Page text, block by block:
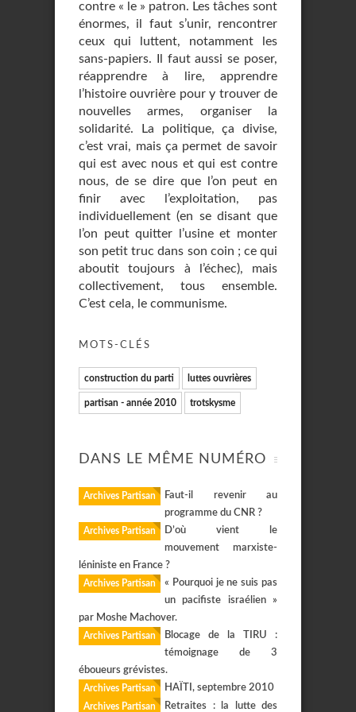
contre « le » patron. Les tâches sont
énormes, il faut s’unir, rencontrer
ceux qui luttent, notamment les
sans-papiers. Il faut aussi se poser,
réapprendre à lire, apprendre
l’histoire ouvrière pour y trouver de
nouvelles armes, organiser la
solidarité. La politique, ça divise,
c’est vrai, mais ça permet de savoir
qui est avec nous et qui est contre
nous, de se dire que l’on peut en
finir avec l’exploitation, pas
individuellement (en se disant que
l’on peut quitter l’usine et monter
son petit truc dans son coin ; ce qui
aboutit toujours à l’échec), mais
collectivement, tous ensemble.
C’est cela, le communisme.
MOTS-CLÉS
construction du parti luttes ouvrières
partisan - année 2010 trotskysme
DANS LE MÊME NUMÉRO
Archives Partisan
Faut-il revenir au
programme du CNR ?
Archives Partisan
D’où vient le
mouvement marxiste-
léniniste en France ?
Archives Partisan
« Pourquoi je ne suis pas
un pacifiste israélien »
par Moshe Machover.
Archives Partisan
Blocage de la TIRU :
témoignage de 3
éboueurs grévistes.
Archives Partisan HAÏTI, septembre 2010
Archives Partisan
Retraites : la lutte des